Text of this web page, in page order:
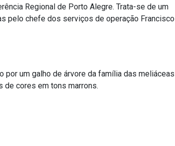
Regional de Porto Alegre. Trata-se de um
pelo chefe dos serviços de operação Francisco
por um galho de árvore da família das meliáceas
de cores em tons marrons.